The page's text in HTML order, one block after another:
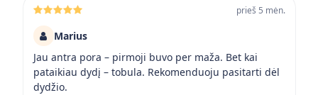
prieš 5 mėn.
Marius
Jau antra pora – pirmoji buvo per maža. Bet kai
pataikiau dydį – tobula. Rekomenduoju pasitarti dėl
dydžio.